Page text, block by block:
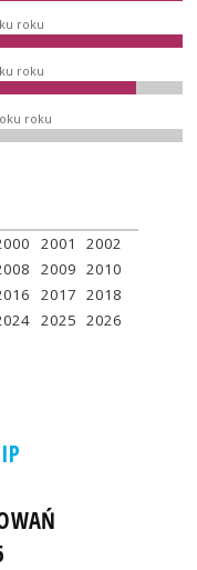
roku
roku
roku
2001
2002
2009 2010
2017 2018
2025 2026